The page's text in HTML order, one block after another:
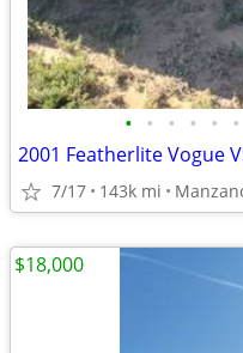
• • • • • •
2001 Featherlite Vogue
7/17 143k mi
$18,000